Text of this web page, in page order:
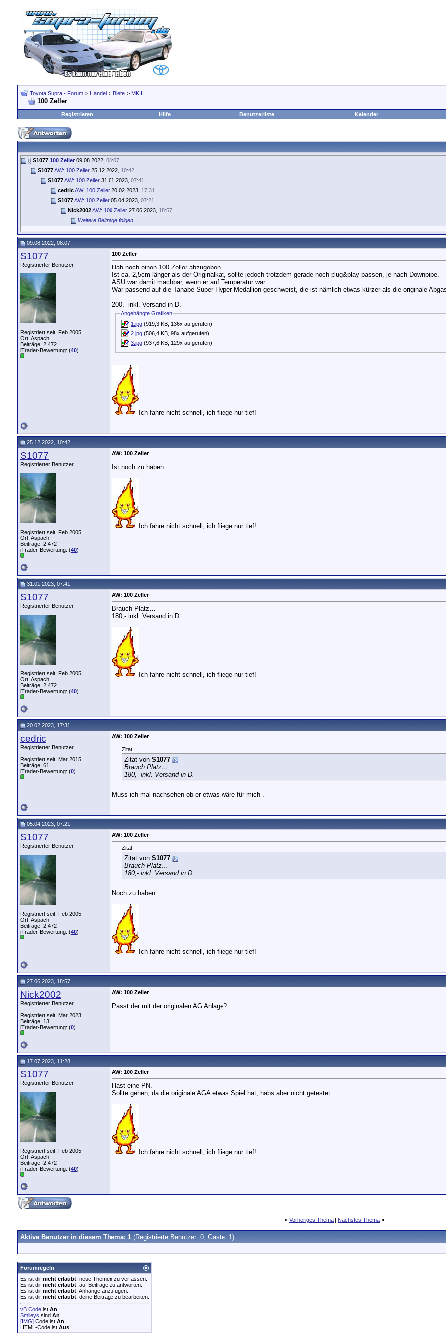
Toyota Supra - Forum > Handel > Biete > MKIII
100 Zeller
Registrieren Hilfe Benutzerliste Kalender
S1077 100 Zeller 09.08.2022, 08:07
S1077AW: 100 Zeller 25.12.2022, 10:42
S1077AW: 100 Zeller 31.01.2023, 07:41
cedricAW: 100 Zeller 20.02.2023, 17:31
S1077AW: 100 Zeller 05.04.2023, 07:21
Nick2002AW: 100 Zeller 27.06.2023, 18:57
Weitere Beiträge folgen...
09.08.2022, 08:07
S1077
Registrierter Benutzer
Registriert seit: Feb 2005
Ort: Aspach
Beiträge: 2.472
iTrader-Bewertung: (40)
100 Zeller
Hab noch einen 100 Zeller abzugeben.
Ist ca. 2,5cm länger als der Originalkat, sollte jedoch trotzdem gerade noch plug&play passen, je nach Downpipe.
ASU war damit machbar, wenn er auf Temperatur war.
War passend auf die Tanabe Super Hyper Medallion geschweist, die ist nämlich etwas kürzer als die originale
200,- inkl. Versand in D.
Angehängte Grafiken
1.jpg (919,3 KB, 136x aufgerufen)
2.jpg (506,4 KB, 98x aufgerufen)
3.jpg (937,6 KB, 129x aufgerufen)
Ich fahre nicht schnell, ich fliege nur tief!
25.12.2022, 10:42
S1077
Registrierter Benutzer
Registriert seit: Feb 2005
Ort: Aspach
Beiträge: 2.472
iTrader-Bewertung: (40)
AW: 100 Zeller
Ist noch zu haben…
Ich fahre nicht schnell, ich fliege nur tief!
31.01.2023, 07:41
S1077
Registrierter Benutzer
Registriert seit: Feb 2005
Ort: Aspach
Beiträge: 2.472
iTrader-Bewertung: (40)
AW: 100 Zeller
Brauch Platz…
180,- inkl. Versand in D.
Ich fahre nicht schnell, ich fliege nur tief!
20.02.2023, 17:31
cedric
Registrierter Benutzer
Registriert seit: Mar 2015
Beiträge: 61
iTrader-Bewertung: (0)
AW: 100 Zeller
Zitat:
Zitat von S1077
Brauch Platz…
180,- inkl. Versand in D.
Muss ich mal nachsehen ob er etwas wäre für mich .
05.04.2023, 07:21
S1077
Registrierter Benutzer
Registriert seit: Feb 2005
Ort: Aspach
Beiträge: 2.472
iTrader-Bewertung: (40)
AW: 100 Zeller
Zitat:
Zitat von S1077
Brauch Platz…
180,- inkl. Versand in D.
Noch zu haben…
Ich fahre nicht schnell, ich fliege nur tief!
27.06.2023, 18:57
Nick2002
Registrierter Benutzer
Registriert seit: Mar 2023
Beiträge: 13
iTrader-Bewertung: (0)
AW: 100 Zeller
Passt der mit der originalen AG Anlage?
17.07.2023, 11:28
S1077
Registrierter Benutzer
Registriert seit: Feb 2005
Ort: Aspach
Beiträge: 2.472
iTrader-Bewertung: (40)
AW: 100 Zeller
Hast eine PN.
Sollte gehen, da die originale AGA etwas Spiel hat, habs aber nicht getestet.
Ich fahre nicht schnell, ich fliege nur tief!
« Vorheriges Thema | Nächstes Thema »
Aktive Benutzer in diesem Thema: 1 (Registrierte Benutzer: 0, Gäste: 1)
Forumregeln
Es ist dir nicht erlaubt , neue Themen zu verfassen.
Es ist dir nicht erlaubt , auf Beiträge zu antworten.
Es ist dir nicht erlaubt , Anhänge anzufügen.
Es ist dir nicht erlaubt , deine Beiträge zu bearbeiten.
vB Code ist An
Smileys sind An
[IMG] Code ist An
HTML-Code ist Aus